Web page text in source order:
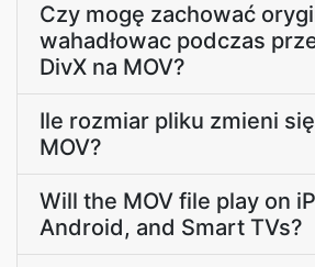
Czy mogę zachować
wahadłowac podczas
DivX na MOV?
Ile rozmiar pliku zmieni
MOV?
Will the MOV file play on
Android, and Smart TVs?